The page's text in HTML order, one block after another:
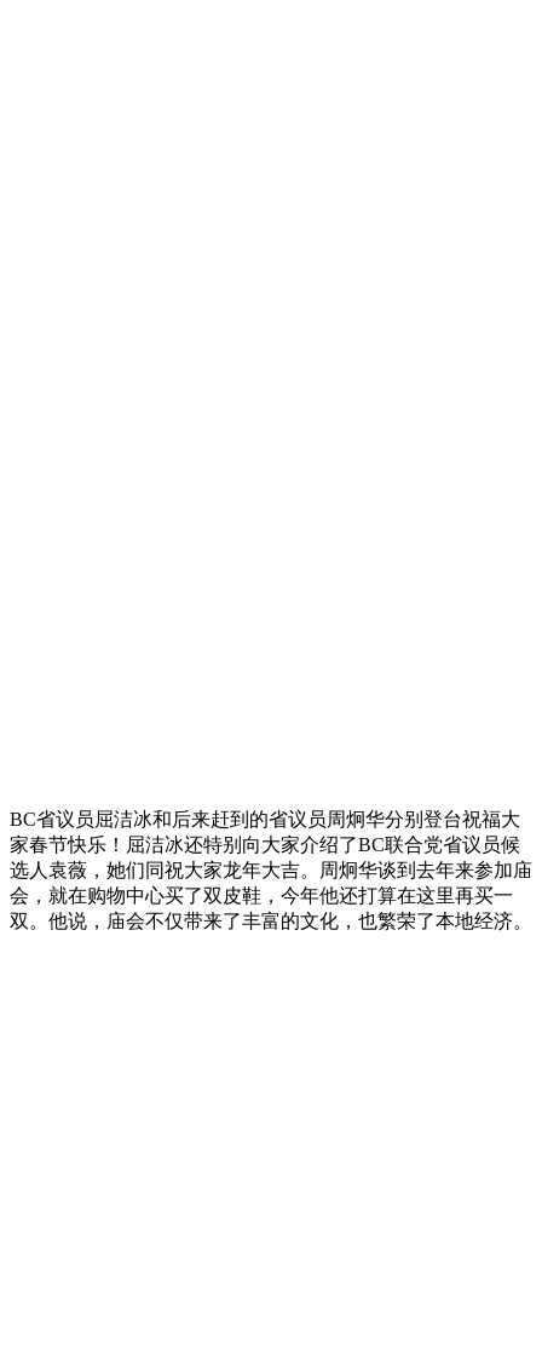
BC省议员屈洁冰和后来赶到的省议员周炯华分别登台祝福大
家春节快乐！屈洁冰还特别向大家介绍了BC联合党省议员候
选人袁薇，她们同祝大家龙年大吉。周炯华谈到去年来参加庙
会，就在购物中心买了双皮鞋，今年他还打算在这里再买一
双。他说，庙会不仅带来了丰富的文化，也繁荣了本地经济。